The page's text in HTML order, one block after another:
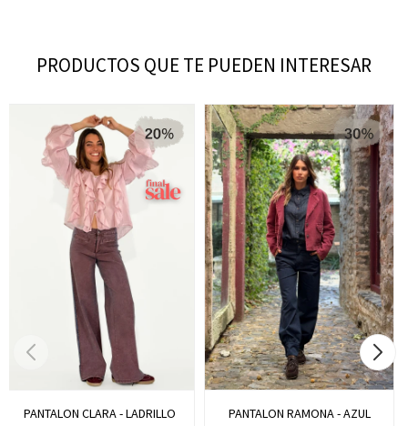
PRODUCTOS QUE TE PUEDEN INTERESAR
PANTALON CLARA - LADRILLO PANTALON RAMONA - AZUL